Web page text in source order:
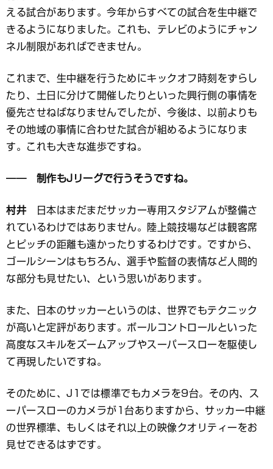
える試合があります。今年からすべての試合を生中継で
きるようになりました。これも、テレビのようにチャン
ネル制限があればできません。
これまで、生中継を行うためにキックオフ時刻をずらし
たり、土日に分けて開催したりといった興行側の事情を
優先させねばなりませんでしたが、今後は、以前よりも
その地域の事情に合わせた試合が組めるようになりま
す。これも大きな進歩ですね。
―― 制作もJリーグで行うそうですね。
村井日本はまだまだサッカー専用スタジアムが整備さ
れているわけではありません。陸上競技場などは観客席
とピッチの距離も遠かったりするわけです。ですから、
ゴールシーンはもちろん、選手や監督の表情など人間的
な部分も見せたい、という思いがあります。
また、日本のサッカーというのは、世界でもテクニック
が高いと定評があります。ボールコントロールといった
高度なスキルをズームアップやスーパースローを駆使し
て再現したいですね。
そのために、J1では標準でもカメラを9台。その内、ス
ーパースローのカメラが1台ありますから、サッカー中継
の世界標準、もしくはそれ以上の映像クオリティーをお
見せできるはずです。